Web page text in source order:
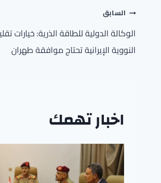
تصفّح
المقالات
السابق
الوكالة الدولية للطاقة الذرية: خيارات
النووية الإيرانية تحتاج موافقة طهران
اخبار تهمك